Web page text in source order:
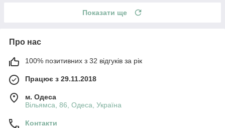
Показати ще
Про нас
100% позитивних з 32 відгуків за рік
Працює з 29.11.2018
м. Одеса
Вільямса, 86, Одеса, Україна
Контакти